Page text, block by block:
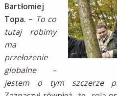
Bartłomiej
Topa. – To co
tutaj robimy
ma
przełożenie
globalne –
jestem o tym szczerze